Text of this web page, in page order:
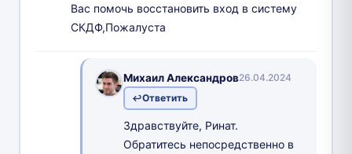
Вас помочь восстановить вход в систему
СКДФ,Пожалуста
Михаил Александров26.04.2024
Ответить
Здравствуйте, Ринат.
Обратитесь непосредственно в